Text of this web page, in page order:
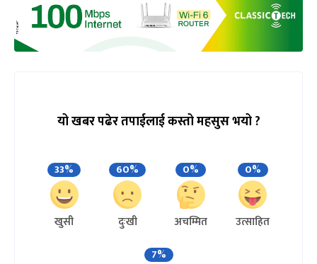
यो खबर पढेर तपाईलाई कस्तो महसुस भयो ?
33%
खुसी
60%
दुःखी
0%
अचम्मित
0%
उत्साहित
7%